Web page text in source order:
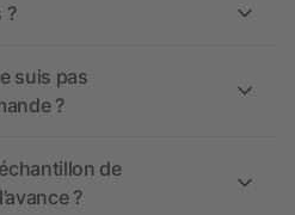
?
suis pas
?
de
?